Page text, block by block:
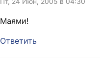
Маями!
Ответить